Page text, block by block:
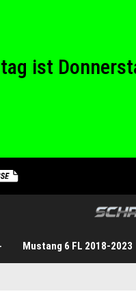
ist
Mustang 6 FL 2018-2023